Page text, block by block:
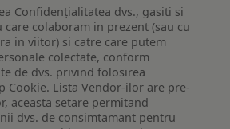
Confidențialitatea dvs., gasiti si
colaboram in prezent (sau cu
in viitor) si catre care putem
colectate, conform
de dvs. privind folosirea
Cookie. Lista Vendor-ilor are pre-
aceasta setare permitand
dvs. de consimtamant pentru